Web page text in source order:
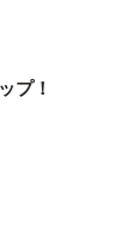
プ！